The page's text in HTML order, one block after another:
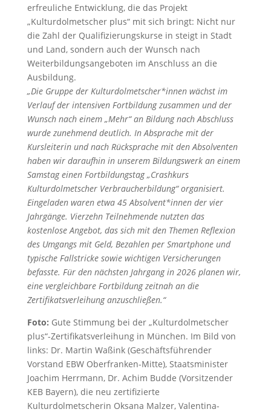
erfreuliche Entwicklung, die das Projekt
„Kulturdolmetscher plus“ mit sich bringt: Nicht nur
die Zahl der Qualifizierungskurse in steigt in Stadt
und Land, sondern auch der Wunsch nach
Weiterbildungsangeboten im Anschluss an die
Ausbildung.
„Die Gruppe der Kulturdolmetscher*innen wächst im
Verlauf der intensiven Fortbildung zusammen und der
Wunsch nach einem „Mehr“ an Bildung nach Abschluss
wurde zunehmend deutlich. In Absprache mit der
Kursleiterin und nach Rücksprache mit den Absolventen
haben wir daraufhin in unserem Bildungswerk an einem
Samstag einen Fortbildungstag „Crashkurs
Kulturdolmetscher Verbraucherbildung“ organisiert.
Eingeladen waren etwa 45 Absolvent*innen der vier
Jahrgänge. Vierzehn Teilnehmende nutzten das
kostenlose Angebot, das sich mit den Themen Reflexion
des Umgangs mit Geld, Bezahlen per Smartphone und
typische Fallstricke sowie wichtigen Versicherungen
befasste. Für den nächsten Jahrgang in 2026 planen wir,
eine vergleichbare Fortbildung zeitnah an die
Zertifikatsverleihung anzuschließen.“
Foto: Gute Stimmung bei der „Kulturdolmetscher
plus“-Zertifikatsverleihung in München. Im Bild von
links: Dr. Martin Waßink (Geschäftsführender
Vorstand EBW Oberfranken-Mitte), Staatsminister
Joachim Herrmann, Dr. Achim Budde (Vorsitzender
KEB Bayern), die neu zertifizierte
Kulturdolmetscherin Oksana Malzer, Valentina-